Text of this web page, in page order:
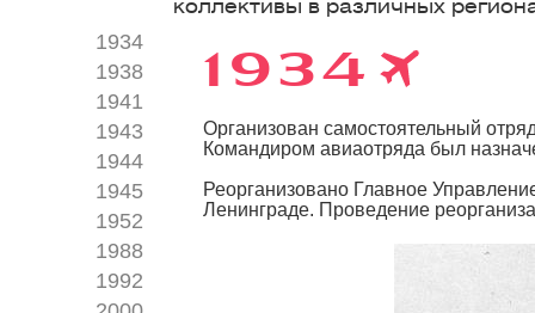
коллективы в различных
1934
1938
1941
1943
1944
1945
1952
1988
1992
1934
Организован самостоятельный
Командиром авиаотряда был
Реорганизовано Главное
Ленинграде. Проведение